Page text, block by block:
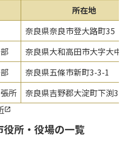
所在地
奈良県奈良市登大路町35
奈良県大和高田市大字大中
奈良県五條市新町3-3-1
所
奈良県吉野郡大淀町下渕
所・役場の一覧